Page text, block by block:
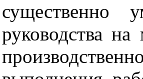
существенно
руководства